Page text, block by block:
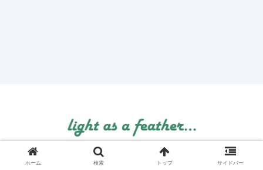
© 1999 light as a feather....
ホーム 検索 トップ サイドバー